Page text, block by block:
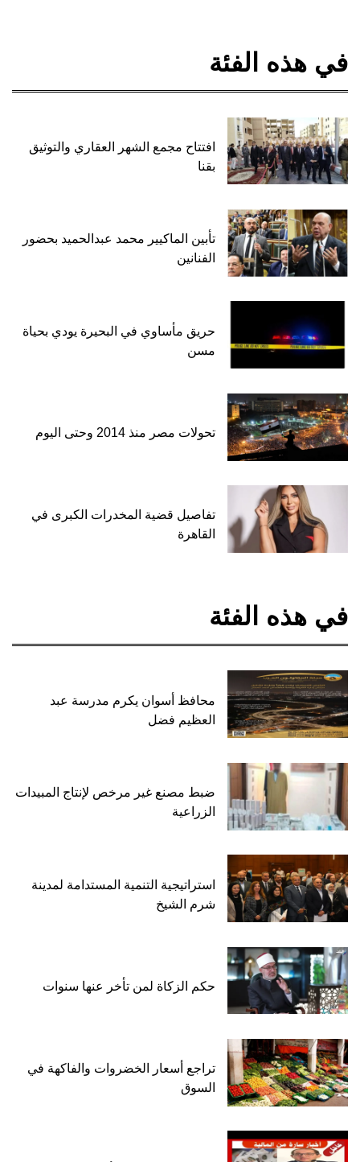
في هذه الفئة
افتتاح مجمع الشهر العقاري والتوثيق
بقنا
تأبين الماكيير محمد عبدالحميد بحضور
الفنانين
حريق مأساوي في البحيرة يودي بحياة
مسن
تحولات مصر منذ 2014 وحتى اليوم
تفاصيل قضية المخدرات الكبرى في
القاهرة
في هذه الفئة
محافظ أسوان يكرم مدرسة عبد
العظيم فضل
ضبط مصنع غير مرخص لإنتاج المبيدات
الزراعية
استراتيجية التنمية المستدامة لمدينة
شرم الشيخ
حكم الزكاة لمن تأخر عنها سنوات
تراجع أسعار الخضروات والفاكهة في
السوق